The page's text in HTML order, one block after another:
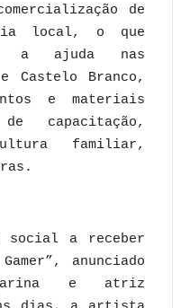
de
local, o que
a ajuda nas
Castelo Branco,
e materiais
capacitação,
familiar,
social a receber
anunciado
e atriz